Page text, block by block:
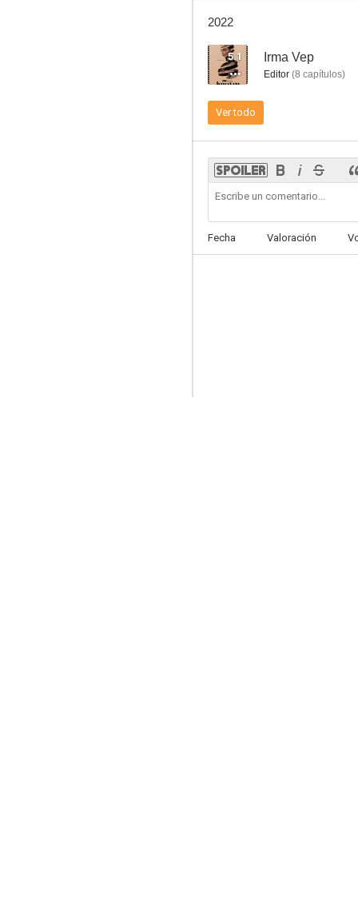
2022
5.1 Irma Vep
Editor (8 capítulos)
Ver todo
Fecha Valoración